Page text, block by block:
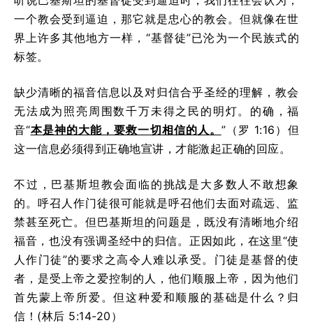
一个教会受到逼迫，那它就是忠心的教会。但就像在世
界上许多其他地方一样，“基督徒”已沦为一个民族式的
标签。
缺少清晰的福音信息以及对归信合乎圣经的理解，教会
无法成为照亮周围数千万未得之民的明灯。的确，福
音“本是神的大能，要救一切相信的人。 ”（罗 1:16）但
这一信息必须得到正确地宣讲，才能激起正确的回应。
不过，巴基斯坦教会面临的挑战是大多数人不敢想象
的。呼召人作门徒很可能就是呼召他们去面对疏远、监
禁甚至死亡。但巴基斯坦的问题是，既没有清晰地介绍
福音，也没有强调圣经中的归信。正因如此，在这里“使
人作门徒”的要求之高令人难以承受。门徒是基督的使
者，是受上帝之爱控制的人，他们顺服上帝，因为他们
首先蒙上帝所爱。但这种爱和顺服的基础是什么？归
信！(林后 5:14-20）